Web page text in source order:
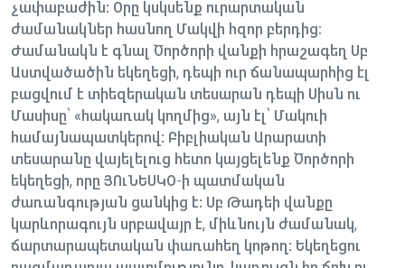
չափաբաժին: Օրը կսկսենք ուրարտական
ժամանակներ հասնող Մակվի հզոր բերդից։
Ժամանակն է գնալ Ծործորի վանքի հրաշագեղ Սբ
Աստվածածին եկեղեցի, դեպի ուր ճանապարհից էլ
բացվում է տիեզերական տեսարան դեպի Սիսն ու
Մասիսը՝ «հակառակ կողմից», այն էլ՝ Մակուի
համայնապատկերով: Բիբլիական Արարատի
տեսարանը վայելելուց հետո կայցելենք Ծործորի
եկեղեցի, որը ՅՈւՆԵՍԿՕ-ի պատմական
ժառանգության ցանկից է: Սբ Թադեի վանքը
կարևորագույն սրբավայր է, միևնույն ժամանակ,
ճարտարապետական փառահեղ կոթող: Եկեղեցու